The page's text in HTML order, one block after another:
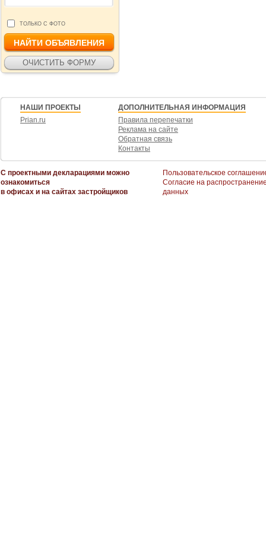
ТОЛЬКО С ФОТО
НАШИ ПРОЕКТЫ
Prian.ru
ДОПОЛНИТЕЛЬНАЯ ИНФОРМАЦИЯ
Правила перепечатки
Реклама на сайте
Обратная связь
Контакты
С проектными декларациями можно
ознакомиться
в офисах и на сайтах застройщиков
Пользовательское
Согласие на
данных